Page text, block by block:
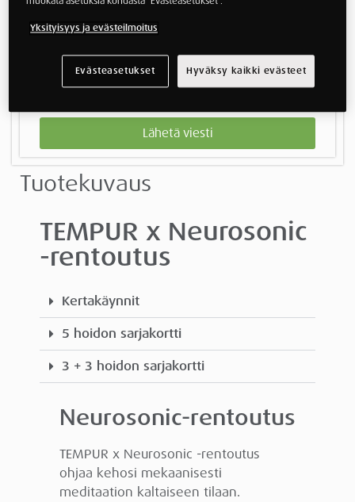
Viesti myymälälle
Lähetä viesti
Tuotekuvaus
TEMPUR x Neurosonic
-rentoutus
Kertakäynnit
5 hoidon sarjakortti
3 + 3 hoidon sarjakortti
Neurosonic-rentoutus
TEMPUR x Neurosonic -rentoutus
ohjaa kehosi mekaanisesti
meditaation kaltaiseen tilaan.
Yksityisyys ja evästeilmoitus
Evästeasetukset Hyväksy kaikki evästeet